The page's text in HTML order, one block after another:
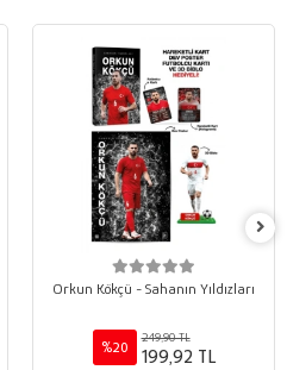
Orkun Kökçü - Sahanın Yıldızları
%20
249,90 TL
199,92 TL